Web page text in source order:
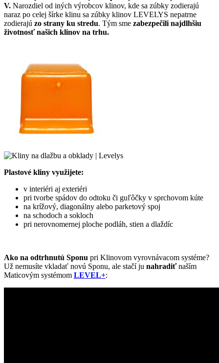
V. Narozdiel od iných výrobcov klinov, kde sa zúbky zodierajú
naraz po celej šírke klinu sa zúbky klinov LEVELYS nepatrne
zodierajú zo strany ku stredu. Tým sme zabezpečili najdlhšiu
životnosť našich klinov na trhu.
Plastové kliny využijete:
v interiéri aj exteriéri
pri tvorbe spádov do odtoku či guľôčky v sprchovom kúte
na krížový, diagonálny alebo parketový spoj
na schodoch a sokloch
pri nerovnomernej ploche podláh, stien a dlaždíc
Ako na odtrhnutú Sponu pri Klinovom vyrovnávacom systéme?
Už nemusíte vkladať novú Sponu, ale stačí ju nahradiťnaším
Maticovým systémom LEVEL+: